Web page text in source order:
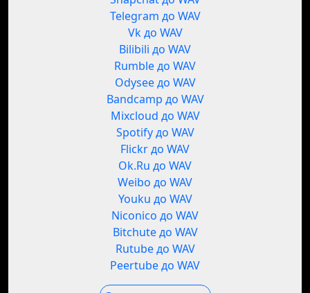
Telegram до WAV
Vk до WAV
Bilibili до WAV
Rumble до WAV
Odysee до WAV
Bandcamp до WAV
Mixcloud до WAV
Spotify до WAV
Flickr до WAV
Ok.Ru до WAV
Weibo до WAV
Youku до WAV
Niconico до WAV
Bitchute до WAV
Rutube до WAV
Peertube до WAV